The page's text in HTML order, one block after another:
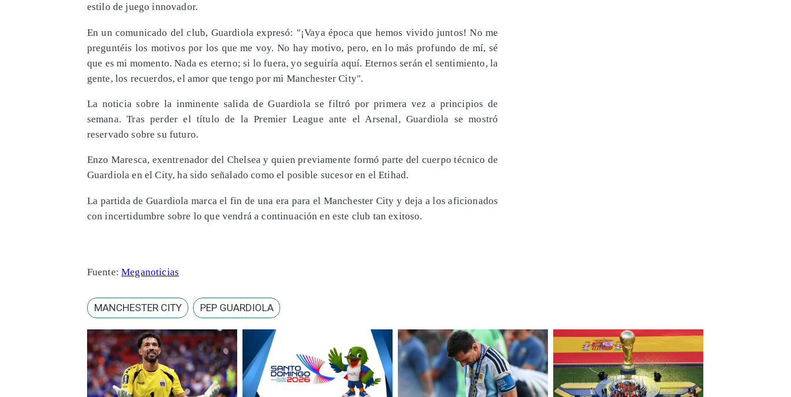
estilo de juego innovador.
En un comunicado del club, Guardiola expresó: "¡Vaya época que hemos vivido juntos! No me
preguntéis los motivos por los que me voy. No hay motivo, pero, en lo más profundo de mí, sé
que es mi momento. Nada es eterno; si lo fuera, yo seguiría aquí. Eternos serán el sentimiento, la
gente, los recuerdos, el amor que tengo por mi Manchester City".
La noticia sobre la inminente salida de Guardiola se filtró por primera vez a principios de
semana. Tras perder el título de la Premier League ante el Arsenal, Guardiola se mostró
reservado sobre su futuro.
Enzo Maresca, exentrenador del Chelsea y quien previamente formó parte del cuerpo técnico de
Guardiola en el City, ha sido señalado como el posible sucesor en el Etihad.
La partida de Guardiola marca el fin de una era para el Manchester City y deja a los aficionados
con incertidumbre sobre lo que vendrá a continuación en este club tan exitoso.
Fuente:Meganoticias
MANCHESTER CITY PEP GUARDIOLA